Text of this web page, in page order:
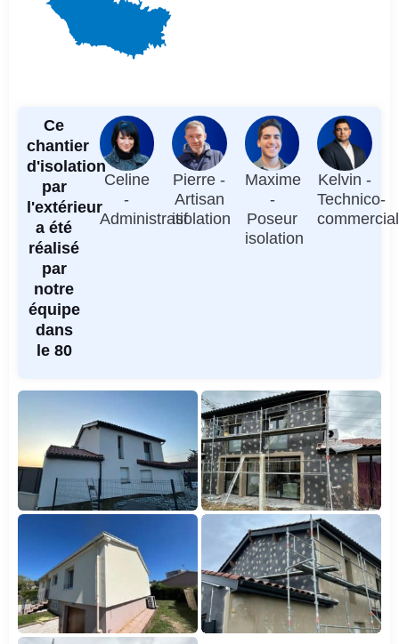
Ce
chantier
d'isolation
par
l'extérieur
a été
réalisé
par
notre
équipe
dans
le 80
Celine
-
Administratif
Pierre -
Artisan
isolation
Maxime
-
Poseur
isolation
Kelvin -
Technico-
commercial